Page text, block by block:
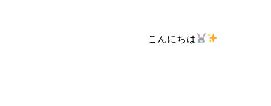
こんにちは